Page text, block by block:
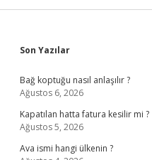
Sidebar
Son Yazılar
Bağ koptuğu nasıl anlaşılır ?
Ağustos 6, 2026
Kapatılan hatta fatura kesilir mi ?
Ağustos 5, 2026
Ava ismi hangi ülkenin ?